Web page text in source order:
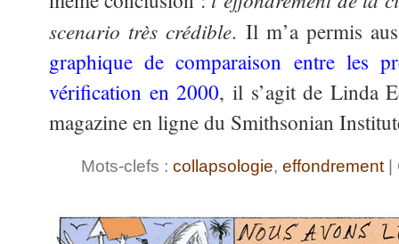
scenario très crédible. Il m’a permis
graphique de comparaison entre les
vérification en 2000, il s’agit de Linda
magazine en ligne du Smithsonian
Mots-clefs : collapsologie, effondrement|